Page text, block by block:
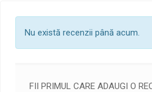
Nu există recenzii până acum.
FII PRIMUL CARE ADAUGI O